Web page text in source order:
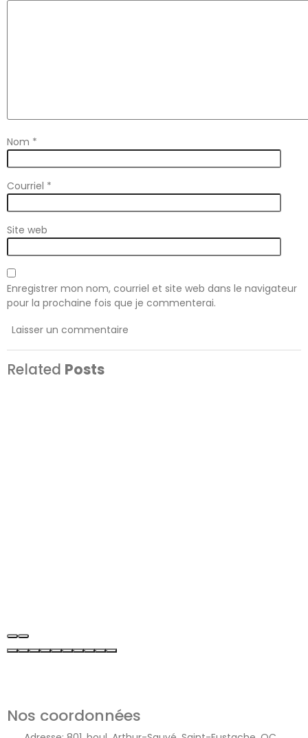
Nom *
Courriel *
Site web
Enregistrer mon nom, courriel et site web dans le navigateur
pour la prochaine fois que je commenterai.
Related Posts
Nos coordonnées